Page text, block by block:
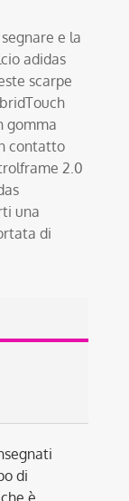
e la
adidas
scarpe
gomma
contatto
2.0
una
di
di